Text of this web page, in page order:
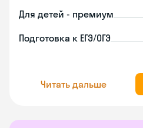
Для детей - премиум
Подготовка к ЕГЭ/ОГЭ
Читать дальше